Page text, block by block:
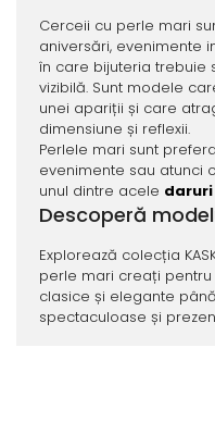
Cerceii cu perle mari
aniversări, evenimente
în care bijuteria trebuie
vizibilă. Sunt modele
unei apariții și care
dimensiune și reflexii.
Perlele mari sunt
evenimente sau atunci
unul dintre acele daruri
Descoperă
Explorează colecția
perle mari creați
clasice și elegante
spectaculoase și